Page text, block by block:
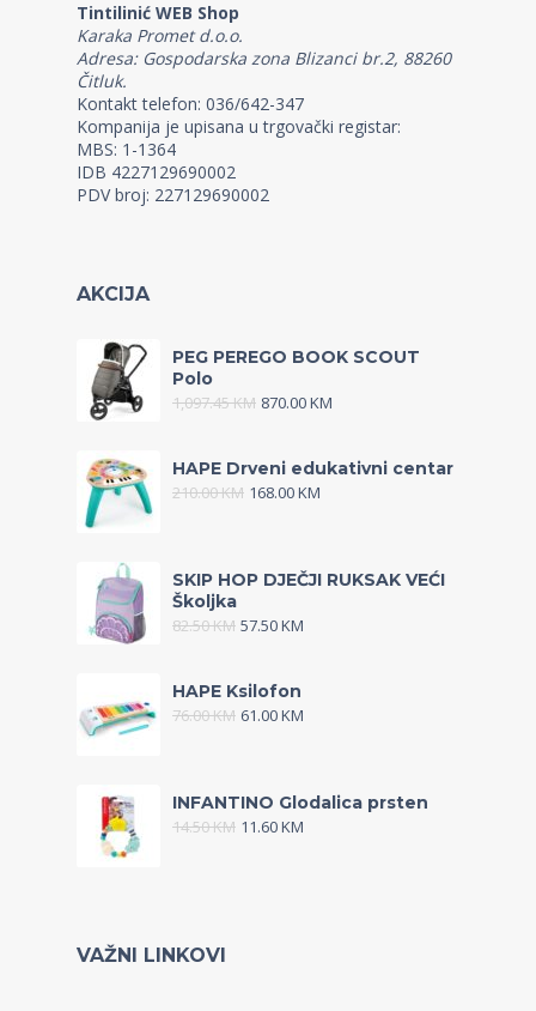
Tintilinić WEB Shop
Karaka Promet d.o.o.
Adresa: Gospodarska zona Blizanci br.2, 88260
Čitluk.
Kontakt telefon: 036/642-347
Kompanija je upisana u trgovački registar:
MBS: 1-1364
IDB 4227129690002
PDV broj: 227129690002
AKCIJA
PEG PEREGO BOOK SCOUT
Polo
1,097.45KM 870.00KM
HAPE Drveni edukativni centar
210.00KM 168.00KM
SKIP HOP DJEČJI RUKSAK VEĆI
Školjka
82.50KM 57.50KM
HAPE Ksilofon
76.00KM 61.00KM
INFANTINO Glodalica prsten
14.50KM 11.60KM
VAŽNI LINKOVI